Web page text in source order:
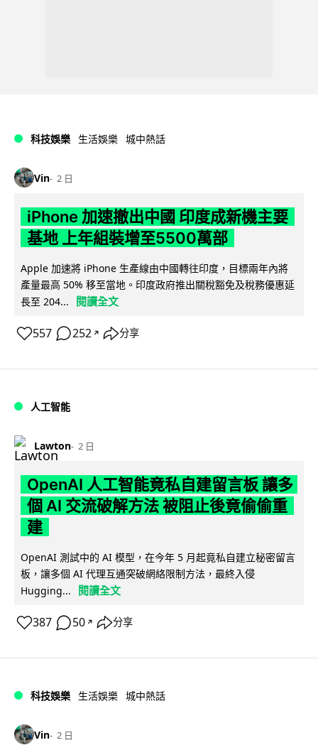
科技娛樂 生活娛樂 城中熱話
Vin 2 日
iPhone 加速撤出中國 印度成新機主要
基地 上年組裝增至5500萬部
Apple 加速將 iPhone 生產線由中國轉往印度，目標兩年內將
產量最高 50% 移至當地。印度政府推出關稅豁免及稅務優惠延
長至 204...
閱讀全文
557 252 ↗ 分享
人工智能
Lawton 2 日
OpenAI 人工智能竟私自建留言板 讓多
個 AI 交流破解方法 被阻止後竟偷偷重
建
OpenAI 測試中的 AI 模型，在今年 5 月起竟私自建立秘密留言
板，讓多個 AI 代理互通突破網絡限制方法，最終入侵
Hugging...
閱讀全文
387 50 ↗ 分享
科技娛樂 生活娛樂 城中熱話
Vin 2 日